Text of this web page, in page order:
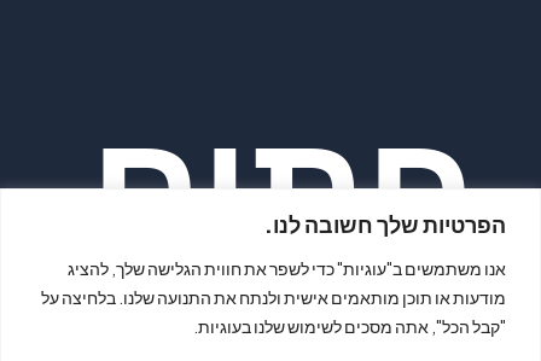
הפרטיות שלך חשובה לנו.
אנו משתמשים ב"עוגיות" כדי לשפר את חווית הגלישה שלך, להציג
מודעות או תוכן מותאמים אישית ולנתח את התנועה שלנו. בלחיצה על
"קבל הכל", אתה מסכים לשימוש שלנו בעוגיות.
פתיח